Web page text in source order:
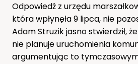
Odpowiedź z urzędu
która wpłynęła 9 lipca, nie
Adam Struzik jasno stwierdził,
nie planuje uruchomienia
argumentując to